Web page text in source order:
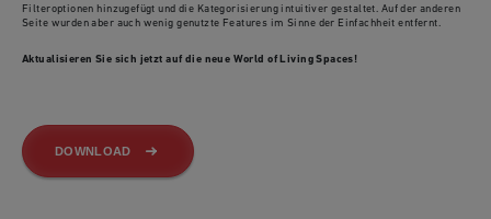
Filteroptionen hinzugefügt und die Kategorisierung intuitiver gestaltet. Auf der anderen
Seite wurden aber auch wenig genutzte Features im Sinne der Einfachheit entfernt.
Aktualisieren Sie sich jetzt auf die neue World of Living Spaces!
DOWNLOAD